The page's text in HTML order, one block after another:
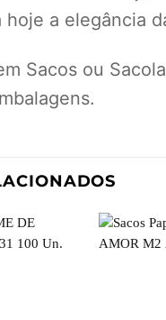
hoje a elegância
Sacos ou